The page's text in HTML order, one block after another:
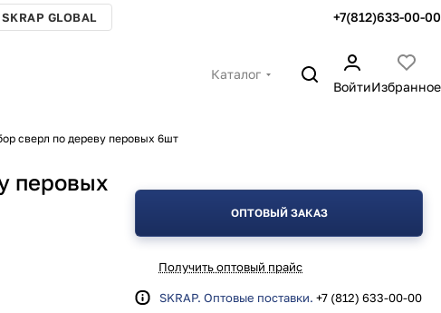
SKRAP GLOBAL +7(812)633-00-00
Каталог
ВойтиИзбранное
сверл по дереву перовых 6шт
перовых
ОПТОВЫЙ ЗАКАЗ
Получить оптовый прайс
SKRAP. Оптовые поставки. +7 (812) 633-00-00